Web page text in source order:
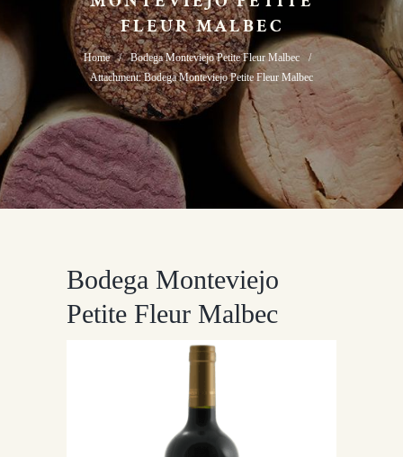
FLEUR MALBEC
Home
Bodega Monteviejo Petite Fleur Malbec
Attachment: Bodega Monteviejo Petite Fleur Malbec
Bodega Monteviejo
Petite Fleur Malbec